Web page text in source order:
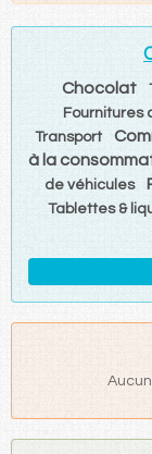
Chocolat
Fournitures
Transport
à la
de véhicules
Tablettes &